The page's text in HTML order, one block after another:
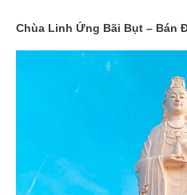
Chùa Linh Ứng Bãi Bụt – Bán